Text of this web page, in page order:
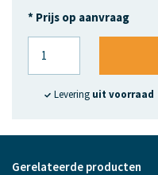
* Prijs op aanvraag
Levering uit voorraad
Gerelateerde producten